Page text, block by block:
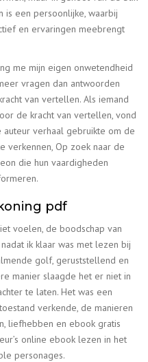
is een persoonlijke, waarbij
en ervaringen meebrengt
me mijn eigen onwetendheid
vragen dan antwoorden
van vertellen. Als iemand
de kracht van vertellen, vond
verhaal gebruikte om de
verkennen, Op zoek naar de
die hun vaardigheden
pdf
voelen, de boodschap van
ik klaar was met lezen bij
golf, geruststellend en
manier slaagde het er niet in
te laten. Het was een
verkende, de manieren
liefhebben en ebook gratis
online ebook lezen in het
personages.